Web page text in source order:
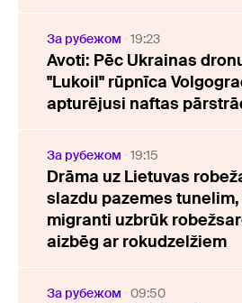
За рубежом 19:23
Avoti: Pēc Ukrainas
"Lukoil" rūpnīca
apturējusi naftas
За рубежом 19:15
Drāma uz Lietuvas
slazdu pazemes
migranti uzbrūk
aizbēg ar rokudzelžiem
За рубежом 09:50